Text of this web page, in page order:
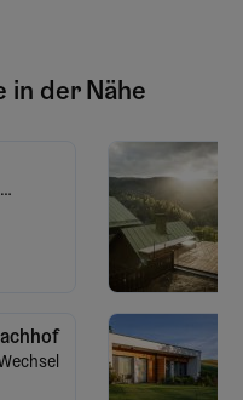
in der Nähe